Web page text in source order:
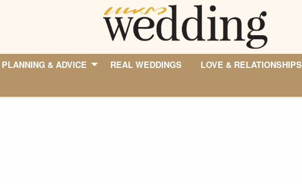
PLANNING & ADVICE REAL WEDDINGS LOVE & RELATIONSHIPS